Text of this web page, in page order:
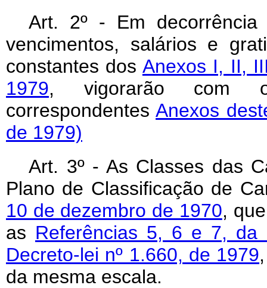
Art. 2º - Em
vencimentos, salários e
constantes dos Anexos I, II,
1979, vigorarão com
correspondentesAnexos
de 1979)
Art. 3º - As Classes das
Plano de Classificação de
10 de dezembro de 1970,
as Referências 5, 6 e 7,
Decreto-lei nº 1.660, de 1979
da mesma escala.